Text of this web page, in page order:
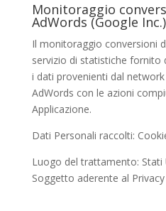
Monitoraggio
AdWords (Google Inc.)
Il monitoraggio conversioni
servizio di statistiche fornito
i dati provenienti dal
AdWords con le azioni
Applicazione.
Dati Personali raccolti:
Luogo del trattamento: Stati
Soggetto aderente al Privacy